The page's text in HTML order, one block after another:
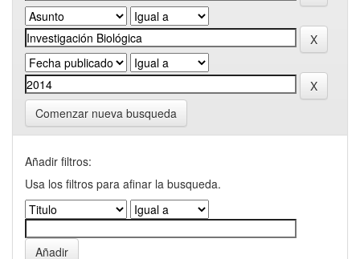
Comenzar nueva busqueda
Añadir filtros:
Usa los filtros para afinar la busqueda.